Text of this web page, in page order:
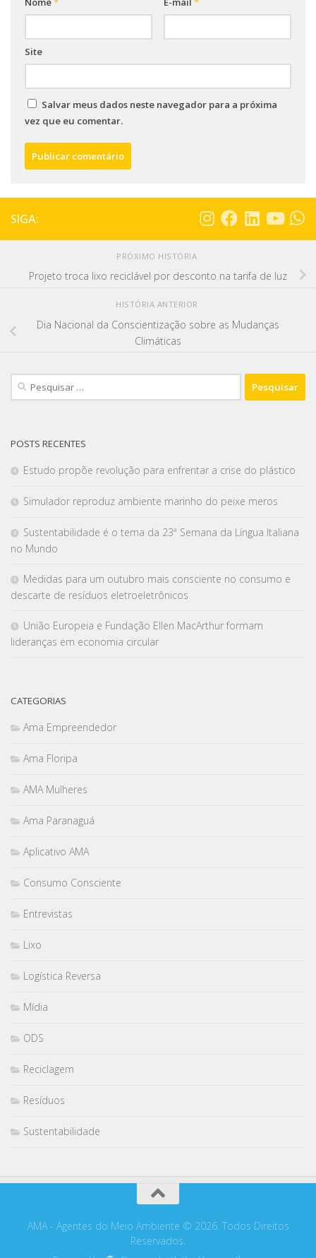
Site
Salvar meus dados neste navegador para a próxima
vez que eu comentar.
SIGA:
PRÓXIMO HISTÓRIA
Projeto troca lixo reciclável por desconto na tarifa de luz
HISTÓRIA ANTERIOR
Dia Nacional da Conscientização sobre as Mudanças
Climáticas
POSTS RECENTES
Estudo propõe revolução para enfrentar a crise do plástico
Simulador reproduz ambiente marinho do peixe meros
Sustentabilidade é o tema da 23ª Semana da Língua Italiana
no Mundo
Medidas para um outubro mais consciente no consumo e
descarte de resíduos eletroeletrônicos
União Europeia e Fundação Ellen MacArthur formam
lideranças em economia circular
CATEGORIAS
Ama Empreendedor
Ama Floripa
AMA Mulheres
Ama Paranaguá
Aplicativo AMA
Consumo Consciente
Entrevistas
Lixo
Logística Reversa
Mídia
ODS
Reciclagem
Resíduos
Sustentabilidade
AMA - Agentes do Meio Ambiente © 2026. Todos Direitos
Reservados.